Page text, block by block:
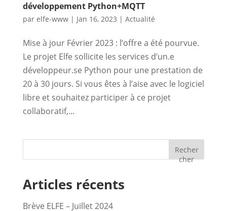
développement Python+MQTT
par elfe-www| Jan 16, 2023 | Actualité
Mise à jour Février 2023 : l’offre a été pourvue.
Le projet Elfe sollicite les services d’un.e
développeur.se Python pour une prestation de
20 à 30 jours. Si vous êtes à l’aise avec le logiciel
libre et souhaitez participer à ce projet
collaboratif,...
Recher
cher
Articles récents
Brève ELFE – Juillet 2024